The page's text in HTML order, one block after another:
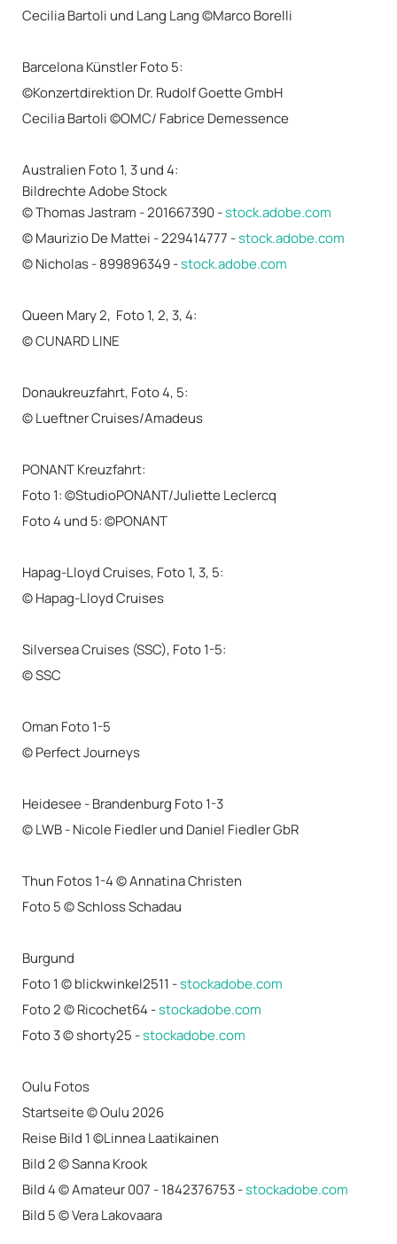
Cecilia Bartoli und Lang Lang ©Marco Borelli
Barcelona Künstler Foto 5:
©Konzertdirektion Dr. Rudolf Goette GmbH
Cecilia Bartoli ©OMC/ Fabrice Demessence
Australien Foto 1, 3 und 4:
Bildrechte Adobe Stock
© Thomas Jastram - 201667390 -stock.adobe.com
© Maurizio De Mattei - 229414777 -stock.adobe.com
© Nicholas - 899896349 -stock.adobe.com
Queen Mary 2, Foto 1, 2, 3, 4:
© CUNARD LINE
Donaukreuzfahrt, Foto 4, 5:
© Lueftner Cruises/Amadeus
PONANT Kreuzfahrt:
Foto 1: ©StudioPONANT/Juliette Leclercq
Foto 4 und 5: ©PONANT
Hapag-Lloyd Cruises, Foto 1, 3, 5:
© Hapag-Lloyd Cruises
Silversea Cruises (SSC), Foto 1-5:
© SSC
Oman Foto 1-5
© Perfect Journeys
Heidesee - Brandenburg Foto 1-3
© LWB - Nicole Fiedler und Daniel Fiedler GbR
Thun Fotos 1-4 © Annatina Christen
Foto 5 © Schloss Schadau
Burgund
Foto 1 © blickwinkel2511 -stockadobe.com
Foto 2 © Ricochet64 -stockadobe.com
Foto 3 © shorty25 -stockadobe.com
Oulu Fotos
Startseite © Oulu 2026
Reise Bild 1 ©Linnea Laatikainen
Bild 2 © Sanna Krook
Bild 4 © Amateur 007 - 1842376753 -stockadobe.com
Bild 5 © Vera Lakovaara